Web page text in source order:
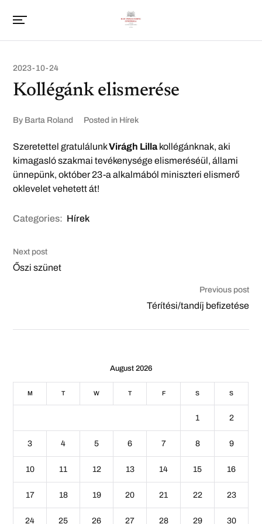
2023-10-24
Kollégánk elismerése
By Barta Roland Posted in Hírek
Szeretettel gratulálunkVirágh Lillakollégánknak, aki
kimagasló szakmai tevékenysége elismeréséül, állami
ünnepünk, október 23-a alkalmából miniszteri elismerő
oklevelet vehetett át!
Categories: Hírek
Next post
Őszi szünet
Previous post
Térítési/tandíj befizetése
August 2026
M T W T F S S
1 2
3 4 5 6 7 8 9
10 11 12 13 14 15 16
17 18 19 20 21 22 23
24 25 26 27 28 29 30